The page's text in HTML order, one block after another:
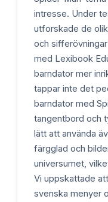
intresse. Under
utforskade de
och
med Lexibook
barndator mer
tappar inte det
barndator med
tangentbord och
lätt att använda
färgglad och
universumet,
Vi uppskattade
svenska menyer